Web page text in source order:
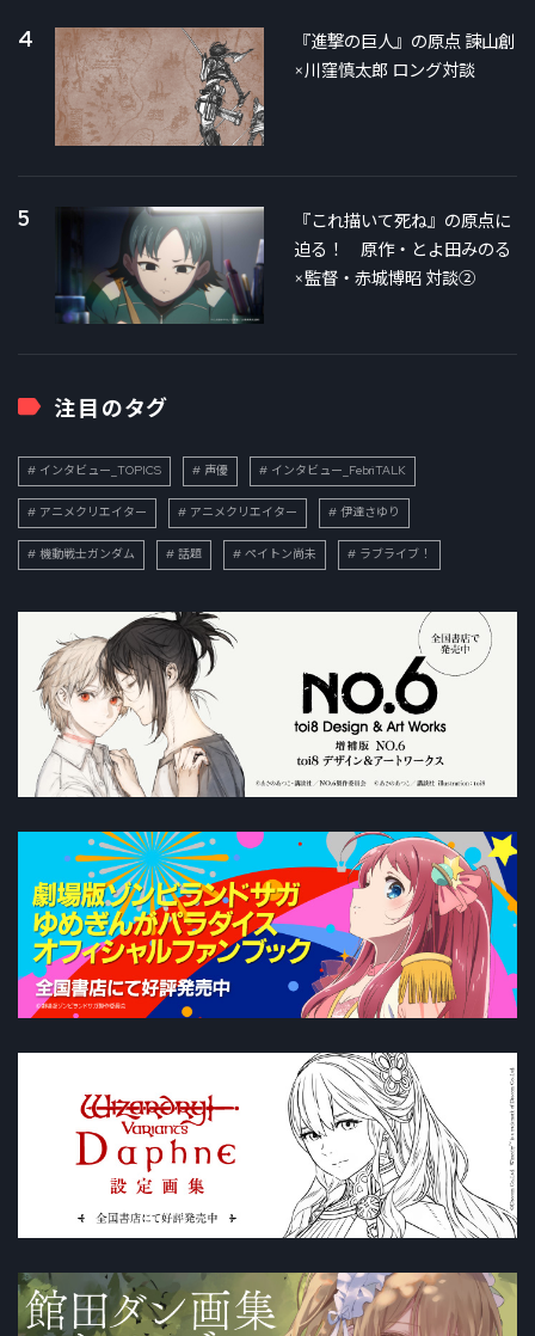
4
『進撃の巨人』の原点 諫山創
×川窪慎太郎 ロング対談
5
『これ描いて死ね』の原点に
迫る！ 原作・とよ田みのる
×監督・赤城博昭 対談②
注目のタグ
インタビュー_TOPICS 声優 インタビュー_FebriTALK
アニメクリエイター アニメクリエイター 伊達さゆり
機動戦士ガンダム 話題 ペイトン尚未 ラブライブ！